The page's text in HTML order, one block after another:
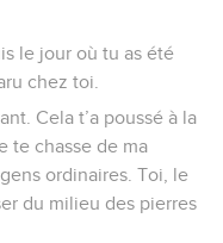
le jour où tu as été
chez toi.
Cela t’a poussé à la
te chasse de ma
ordinaires. Toi, le
du milieu des pierres